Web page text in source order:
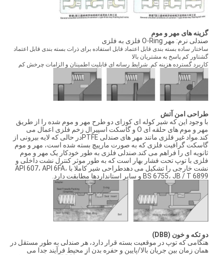
گزینه های مهر و موم
صندلی نرم: مهر O-Ring فلزی به فلزی
ساختار ساده بسته بندی قابل اعتماد قابل استفاده برای ذرات بسته بندی قابل اعتماد
گشتاور کم پاسخ به مشتریان بالا
کاربرد گسترده هزینه کم. شرایط رسانه ای قابلیت اطمینان و الزامات چرخش کم
طراحی امن آتش
با وجود این که شیر کوله ای کوزای دو طرح مهر و موم شده را از طریق
مهر و موم های حلقه ای O و گاسکت اسپیرال زخم فلزی اعمال می
کند.مواد غیر فلزی مانند مهر های صندلی PTFEدر حالی که لایه بیرونی از
گاسکت گرافیت فلزی که به صورت مارپیچ بسته شده است، مهر و موم
ثانویه ای را فراهم می کند.صندلی فلزی به طور خودکار یک مهر و موم
فلزی با توپ تحت فشار بهار است که به طور موثر کنترل نشت داخلی و
نشت خارجی را تشکیل می دهدطراحی شیر کاملا با API 607، API 6FA،
BS 6755، JB / T 6899 و سایر استانداردها مطابقت دارد.
دو تکه و خون (DBB)
هنگامی که توپ در موقعیت بسته قرار دارد، هر صندلی به طور مستقل در
همان زمان بین جریان بالا/پایین و حفره بدن از محیط فرآیند جدا می